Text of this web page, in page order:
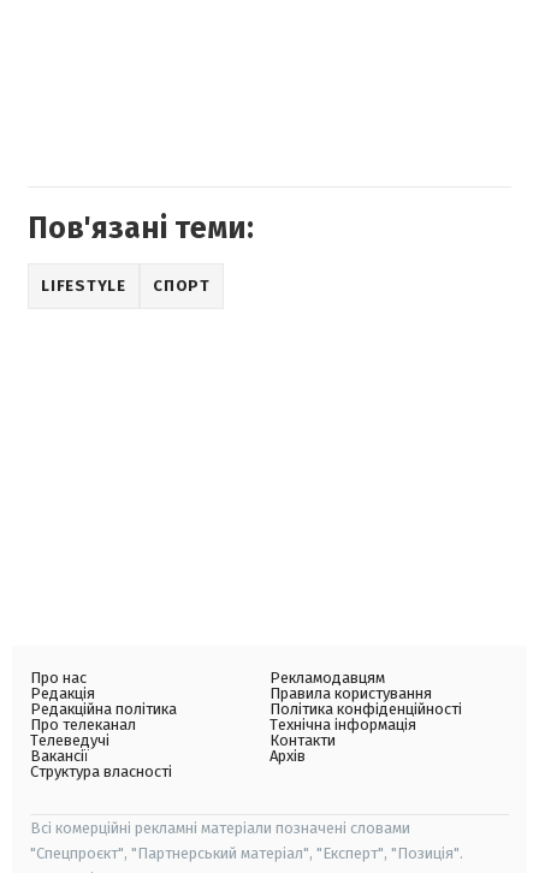
Пов'язані теми:
LIFESTYLE СПОРТ
Про нас
Редакція
Редакційна політика
Про телеканал
Телеведучі
Вакансії
Структура власності
Рекламодавцям
Правила користування
Політика конфіденційності
Технічна інформація
Контакти
Архів
Всі комерційні рекламні матеріали позначені словами
"Спецпроєкт", "Партнерський матеріал", "Експерт", "Позиція".